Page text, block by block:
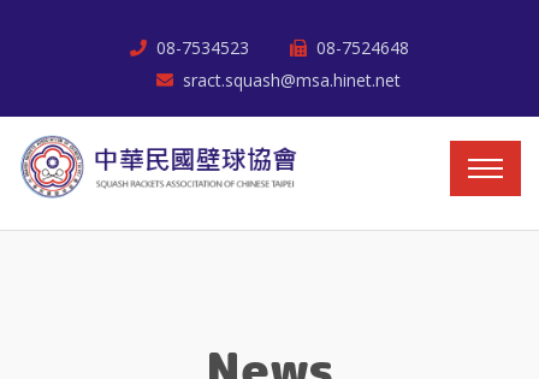
08-7534523
08-7524648
sract.squash@msa.hinet.net